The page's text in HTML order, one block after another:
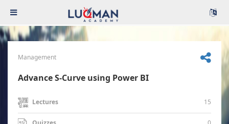
Management
Advance S-Curve using Power BI
Lectures 15